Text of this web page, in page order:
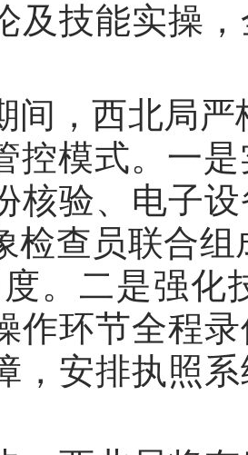
及技能实操
间，西北局
控模式。一
核验、电子
检查员联合
。二是强化
作环节全程
，安排执照